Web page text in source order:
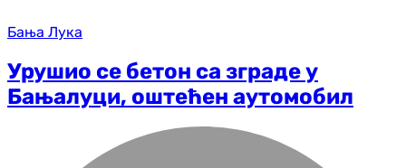
Бања Лука
Урушио се бетон са зграде у
Бањалуци, оштећен аутомобил